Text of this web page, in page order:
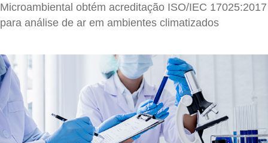
Microambiental obtém acreditação ISO/IEC 17025:2017
para análise de ar em ambientes climatizados